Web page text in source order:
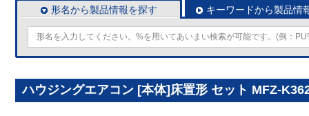
形名から製品情報を探す キーワードから製品情
ハウジングエアコン [本体]床置形 セット MFZ-